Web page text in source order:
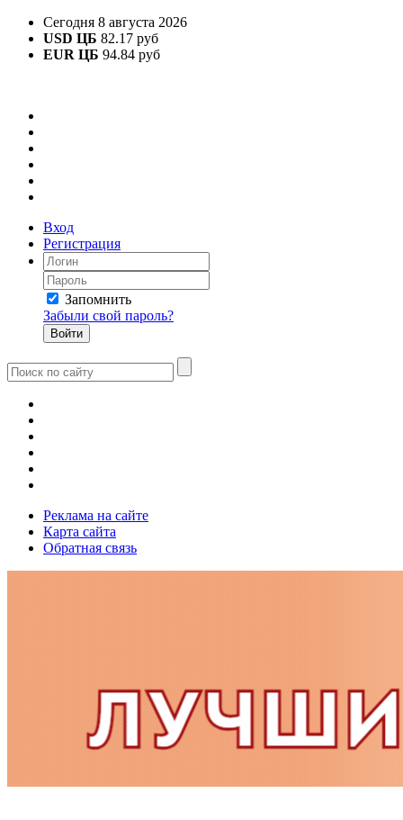
Сегодня 8 августа 2026
USD ЦБ 82.17 руб
EUR ЦБ 94.84 руб
Вход
Регистрация
Запомнить
Забыли свой пароль?
Реклама на сайте
Карта сайта
Обратная связь